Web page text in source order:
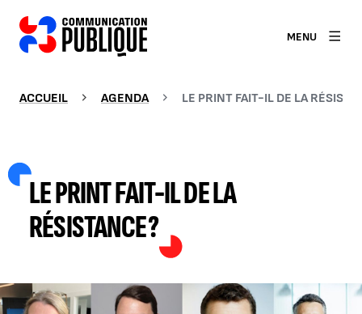
MENU
ACCUEIL AGENDA LE PRINT FAIT-IL DE LA
LE PRINT FAIT-IL DE LA
RÉSISTANCE ?
AGRANDIR L'IMAGE